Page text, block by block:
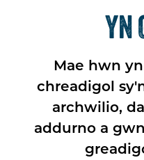
YN
Mae hwn
chreadigol
archwilio,
addurno a